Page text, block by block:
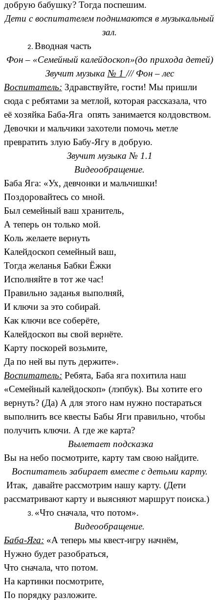
добрую бабушку? Тогда поспешим.
Дети с воспитателем поднимаются в музыкальный
зал.
Вводная часть
Фон – «Семейный калейдоскоп»(до прихода детей)
Звучит музыка№ 1/// Фон – лес
Воспитатель: Здравствуйте, гости! Мы пришли
сюда с ребятами за метлой, которая рассказала, что
её хозяйка Баба-Яга опять занимается колдовством.
Девочки и мальчики захотели помочь метле
превратить злую Бабу-Ягу в добрую.
Звучит музыка № 1.1
Видеообращение.
Баба Яга: «Ух, девчонки и мальчишки!
Поздоровайтесь со мной.
Был семейный ваш хранитель,
А теперь он только мой.
Коль желаете вернуть
Калейдоскоп семейный ваш,
Тогда желанья Бабки Ёжки
Исполняйте в тот же час!
Правильно заданья выполняй,
И ключи за это собирай.
Как ключи все соберёте,
Калейдоскоп вы свой вернёте.
Карту поскорей возьмите,
Да по ней вы путь держите».
Воспитатель: Ребята, Баба яга похитила наш
«Семейный калейдоскоп» (лэпбук). Вы хотите его
вернуть? (Да) А для этого нам нужно постараться
выполнить все квесты Бабы Яги правильно, чтобы
получить ключи. А где же карта?
Вылетает подсказка
Вы на небо посмотрите, карту там свою найдите.
Воспитатель забирает вместе с детьми карту.
Итак, давайте рассмотрим нашу карту. (Дети
рассматривают карту и выясняют маршрут поиска.)
«Что сначала, что потом».
Видеообращение.
Баба-Яга: «А теперь мы квест-игру начнём,
Нужно будет разобраться,
Что сначала, что потом.
На картинки посмотрите,
По порядку разложите.